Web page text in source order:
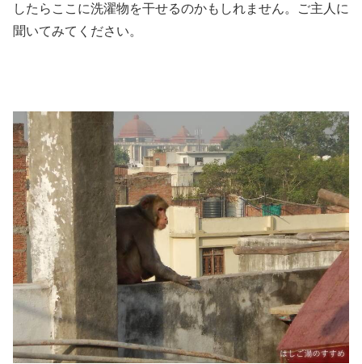
したらここに洗濯物を干せるのかもしれません。ご主人に
聞いてみてください。